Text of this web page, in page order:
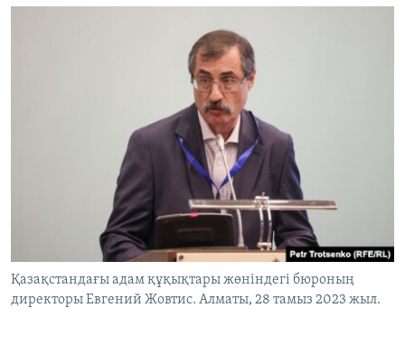
Қазақстандағы адам құқықтары жөніндегі бюроның
директоры Евгений Жовтис. Алматы, 28 тамыз 2023 жыл.